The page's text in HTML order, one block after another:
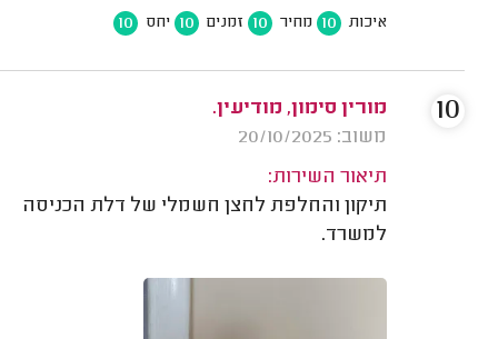
איכות 10 מחיר 10 זמנים 10 יחס 10
מורין סימון, מודיעין.
משוב: 20/10/2025
תיאור השירות:
תיקון והחלפת לחצן חשמלי של דלת הכניסה
למשרד.
10